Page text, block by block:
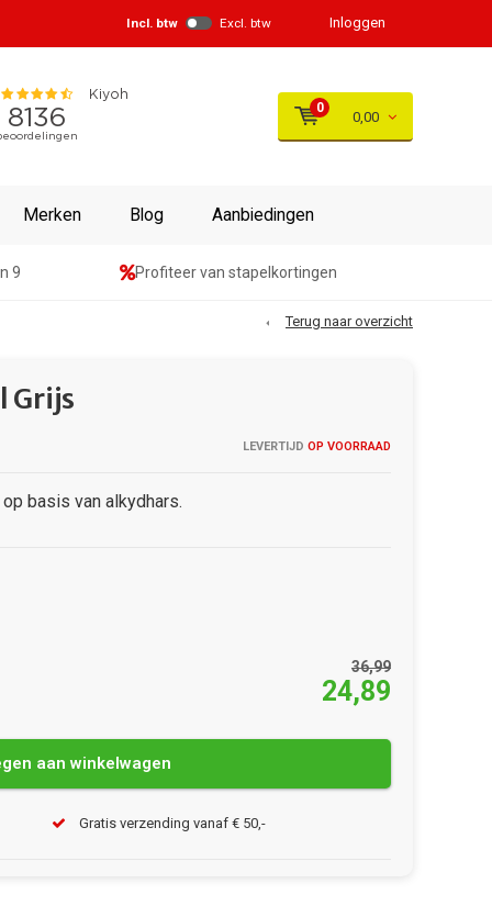
Incl. btw Excl. btw Inloggen
0
0,00
Merken Blog Aanbiedingen
9 Profiteer van stapelkortingen
Terug naar overzicht
Grijs
LEVERTIJD OP VOORRAAD
basis van alkydhars.
36,99
24,89
aan winkelwagen
Gratis verzending vanaf € 50,-